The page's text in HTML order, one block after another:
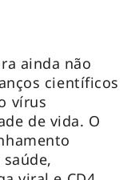
ainda não
científicos
vírus
de vida. O